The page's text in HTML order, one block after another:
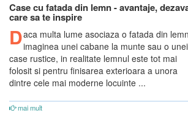
Case cu fatada din lemn - avantaje,
care sa te inspire
Daca multa lume asociaza o fatada din
imaginea unei cabane la munte sau o unei
case rustice, in realitate lemnul este tot mai
folosit si pentru finisarea exterioara a unora
dintre cele mai moderne locuinte ...
mai mult